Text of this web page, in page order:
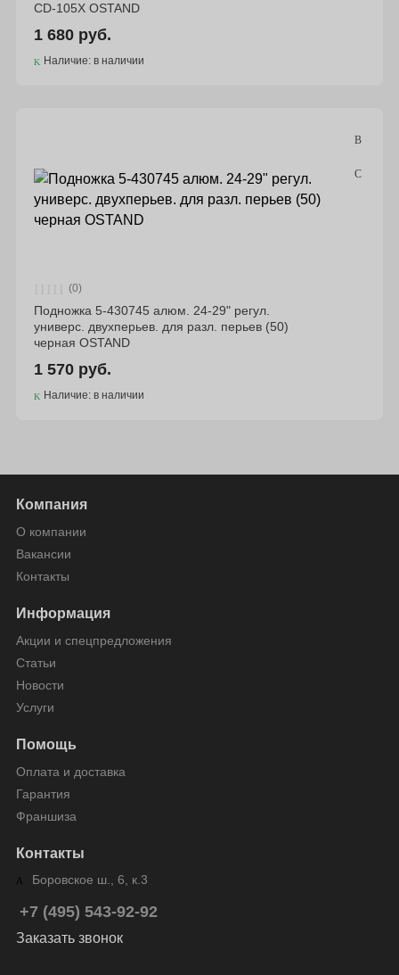
CD-105X OSTAND
1 680 руб.
Наличие: в наличии
(0)
Подножка 5-430745 алюм. 24-29" регул.
универс. двухперьев. для разл. перьев (50)
черная OSTAND
1 570 руб.
Наличие: в наличии
Компания
О компании
Вакансии
Контакты
Информация
Акции и спецпредложения
Статьи
Новости
Услуги
Помощь
Оплата и доставка
Гарантия
Франшиза
Контакты
Боровское ш., 6, к.3
+7 (495) 543-92-92
Заказать звонок